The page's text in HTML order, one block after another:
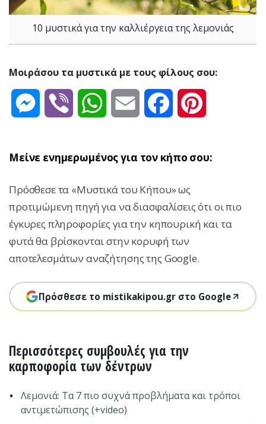
10 μυστικά για την καλλιέργεια της λεμονιάς
Μοιράσου τα μυστικά με τους φίλους σου:
Messenger
Viber WhatsAppEmail Facebook
Μείνε ενημερωμένος για τον κήπο σου:
Πρόσθεσε τα «Μυστικά του Κήπου» ως
προτιμώμενη πηγή για να διασφαλίσεις ότι οι πιο
έγκυρες πληροφορίες για την κηπουρική και τα
φυτά θα βρίσκονται στην κορυφή των
αποτελεσμάτων αναζήτησης της Google.
Πρόσθεσε το mistikakipou.gr στο Google
Περισσότερες συμβουλές για την
καρποφορία των δέντρων
Λεμονιά: Τα 7 πιο συχνά προβλήματα και τρόποι
αντιμετώπισης (+video)